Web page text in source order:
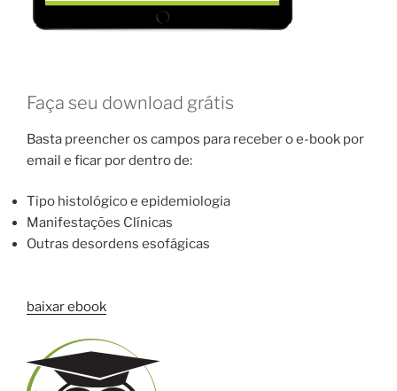
Faça seu download grátis
Basta preencher os campos para receber o e-book por
email e ficar por dentro de:
Tipo histológico e epidemiologia
Manifestações Clínicas
Outras desordens esofágicas
baixar ebook